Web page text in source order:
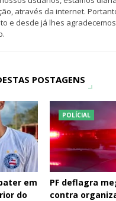
através da internet.
e desde já lhes
POSTAGENS
em
do
POLÍCIAL
PF deflagra
contra